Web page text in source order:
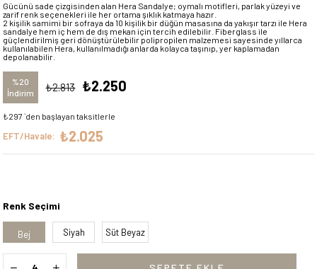
Gücünü sade çizgisinden alan Hera Sandalye; oymalı motifleri, parlak yüzeyi ve
zarif renk seçenekleri ile her ortama şıklık katmaya hazır.
2 kişilik samimi bir sofraya da 10 kişilik bir düğün masasına da yakışır tarzı ile Hera
sandalye hem iç hem de dış mekan için tercih edilebilir. Fiberglass ile
güçlendirilmiş geri dönüştürülebilir polipropilen malzemesi sayesinde yıllarca
kullanılabilen Hera, kullanılmadığı anlarda kolayca taşınıp, yer kaplamadan
depolanabilir.
%20
İndirim
₺2.813 ₺2.250
₺297 `den başlayan taksitlerle
EFT/Havale: ₺2.025
Renk Seçimi
Bej Siyah Süt Beyaz